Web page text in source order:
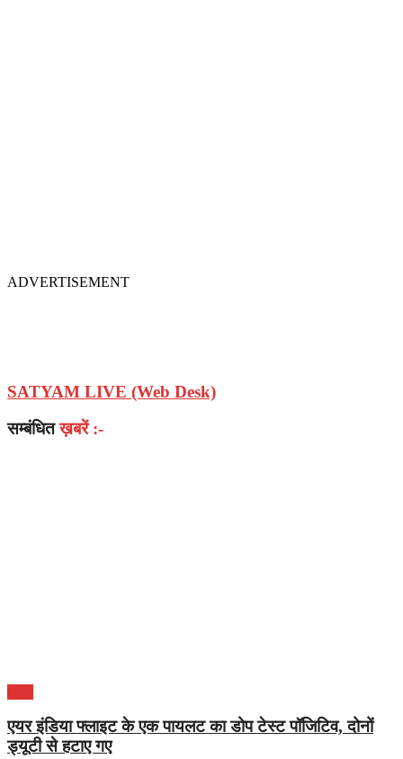
ADVERTISEMENT
SATYAM LIVE (Web Desk)
सम्बंधितख़बरें :-
एयर इंडिया फ्लाइट के एक पायलट का डोप टेस्ट पॉजिटिव, दोनों
ड्यूटी से हटाए गए